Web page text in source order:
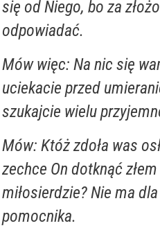
się od Niego, bo za
odpowiadać.
Mów więc: Na nic się
uciekacie przed
szukajcie wielu
Mów: Któż zdoła was
zechce On dotknąć
miłosierdzie? Nie ma
pomocnika.